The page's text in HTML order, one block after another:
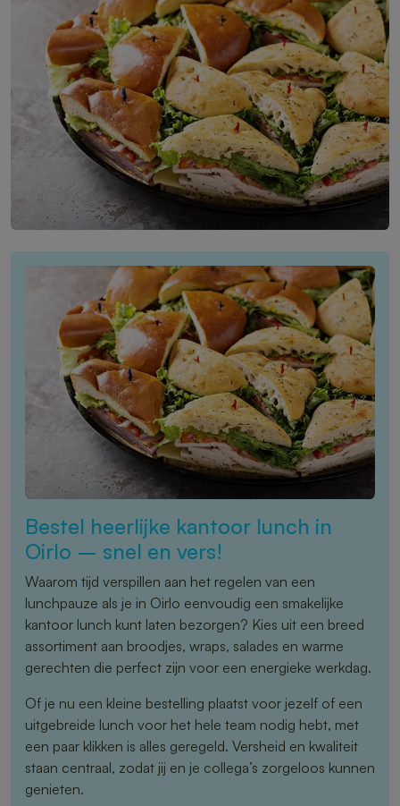
Bestel heerlijke kantoor lunch in
Oirlo – snel en vers!
Waarom tijd verspillen aan het regelen van een
lunchpauze als je in Oirlo eenvoudig een smakelijke
kantoor lunch kunt laten bezorgen? Kies uit een breed
assortiment aan broodjes, wraps, salades en warme
gerechten die perfect zijn voor een energieke werkdag.
Of je nu een kleine bestelling plaatst voor jezelf of een
uitgebreide lunch voor het hele team nodig hebt, met
een paar klikken is alles geregeld. Versheid en kwaliteit
staan centraal, zodat jij en je collega’s zorgeloos kunnen
genieten.